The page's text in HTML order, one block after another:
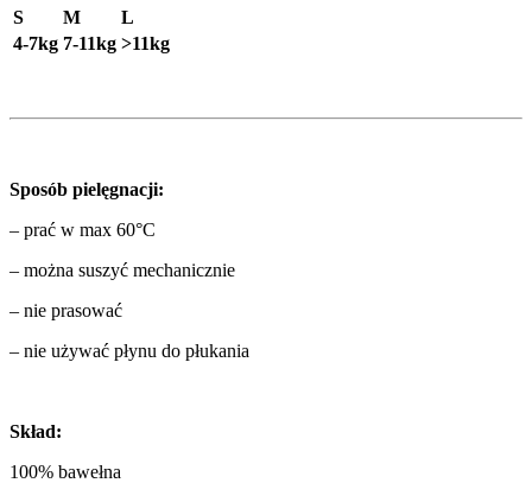
S M
L
4-7kg 7-11kg >11kg
Sposób pielęgnacji:
– prać w max 60°C
– można suszyć mechanicznie
– nie prasować
– nie używać płynu do płukania
Skład:
100% bawełna